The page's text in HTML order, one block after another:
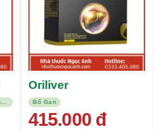
Bổ Gan
Oriliver
415.000đ